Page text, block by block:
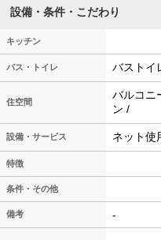
設備・条件・こだわり
キッチン
バス・トイレ バストイ
住空間
バルコニ
ン /
設備・サービス ネット使
特徴
条件・その他
備考 -